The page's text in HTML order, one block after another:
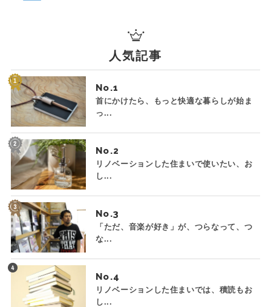
人気記事
No.
首にかけたら、もっと快適な暮らしが始ま
っ...
No.
リノベーションした住まいで使いたい、お
し...
No.
「ただ、音楽が好き」が、つらなって、つ
な...
No.
リノベーションした住まいでは、積読もお
し...